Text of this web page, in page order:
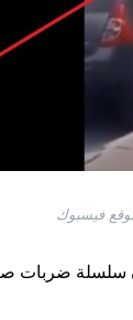
سلسلة ضربات